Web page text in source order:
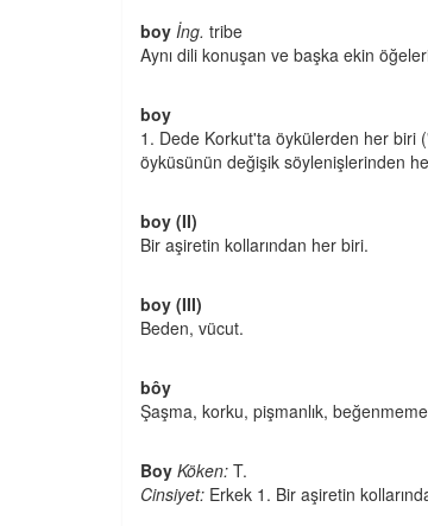
boy İng. tribe
Aynı dili konuşan ve başka ekin
boy
1. Dede Korkut'ta öykülerden her biri
öyküsünün değişik söylenişlerinden
boy (II)
Bir aşiretin kollarından her biri.
boy (III)
Beden, vücut.
bôy
Şaşma, korku, pişmanlık,
Boy Köken: T.
Cinsiyet: Erkek 1. Bir aşiretin